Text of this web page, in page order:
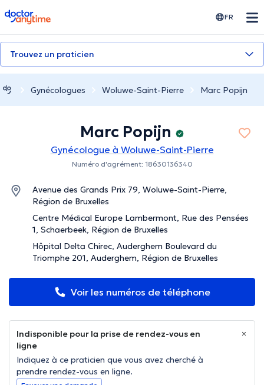
doctoranytime FR
Trouvez un praticien
Gynécologues Woluwe-Saint-Pierre Marc Popijn
Marc Popijn
Gynécologue à Woluwe-Saint-Pierre
Numéro d'agrément: 18630136340
Avenue des Grands Prix 79, Woluwe-Saint-Pierre,
Région de Bruxelles
Centre Médical Europe Lambermont, Rue des Pensées
1, Schaerbeek, Région de Bruxelles
Hôpital Delta Chirec, Auderghem Boulevard du
Triomphe 201, Auderghem, Région de Bruxelles
Voir les numéros de téléphone
Indisponible pour la prise de rendez-vous en
ligne
Indiquez à ce praticien que vous avez cherché à
prendre rendez-vous en ligne.